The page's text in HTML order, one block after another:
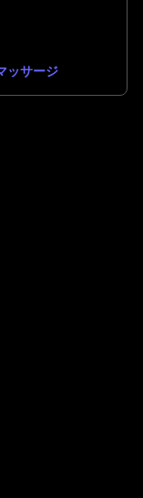
ッサージ